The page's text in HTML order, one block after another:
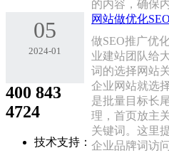
的内容，确保
网站做优化
做SEO推广优
业建站团队给
词的选择网站
企业网站就选
是批量目标长
理，首页放主
关键词。这里
企业品牌词访
05
2024-01
400 843
4724
技术支持：